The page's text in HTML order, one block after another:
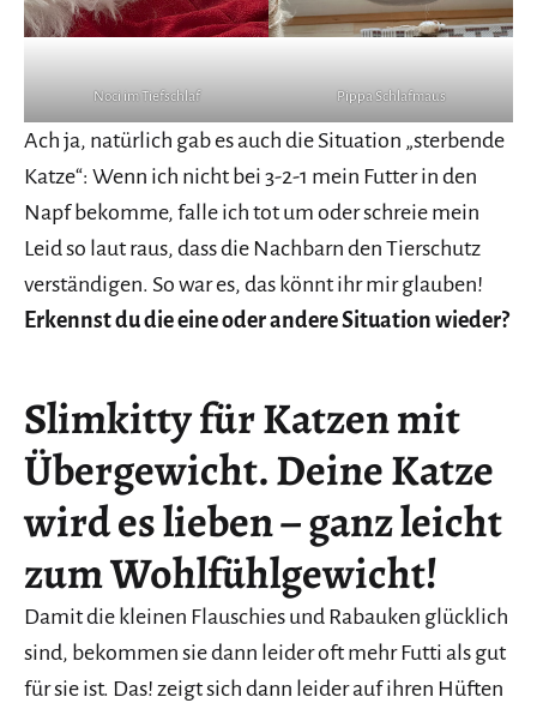
Noci im Tiefschlaf Pippa Schlafmaus
Ach ja, natürlich gab es auch die Situation „sterbende
Katze“: Wenn ich nicht bei 3-2-1 mein Futter in den
Napf bekomme, falle ich tot um oder schreie mein
Leid so laut raus, dass die Nachbarn den Tierschutz
verständigen. So war es, das könnt ihr mir glauben!
Erkennst du die eine oder andere Situation wieder?
Slimkitty für Katzen mit
Übergewicht. Deine Katze
wird es lieben – ganz leicht
zum Wohlfühlgewicht!
Damit die kleinen Flauschies und Rabauken glücklich
sind, bekommen sie dann leider oft mehr Futti als gut
für sie ist. Das! zeigt sich dann leider auf ihren Hüften